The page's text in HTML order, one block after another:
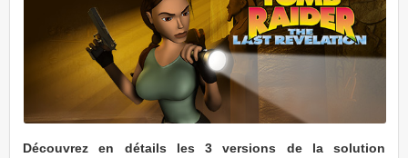
Découvrez en détails les 3 versions de la solution